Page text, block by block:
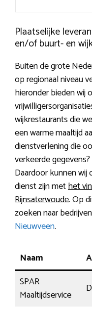
Plaatselijke
en/of buurt- en
Buiten de grote
op regionaal niveau
hieronder bieden wij
wijkrestaurants die
een warme maaltijd
dienstverlening die
verkeerde
Daardoor kunnen
dienst zijn methet
Rijnsaterwoude. Op
zoeken naar
Nieuwveen.
Naam
SPAR
Maaltijdservice